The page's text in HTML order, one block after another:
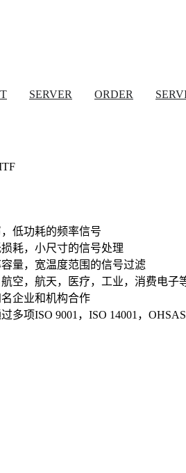
SERVER ORDER
低功耗的频率信号
耗，小尺寸的信号处理
量，宽温度范围的信号过滤
空，航天，医疗，工业，消费电子
企业和机构合作
多项ISO 9001，ISO 14001，